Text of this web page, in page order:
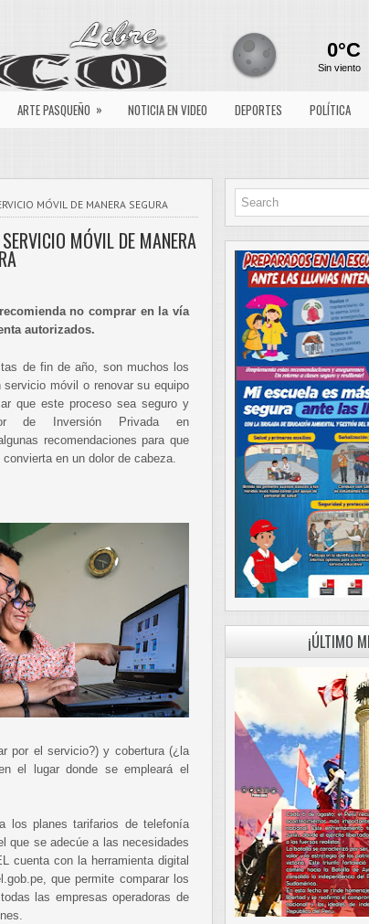
ARTE PASQUEÑO » NOTICIA EN VIDEO DEPORTES POLÍTICA
MÓVIL DE MANERA SEGURA
MÓVIL DE MANERA
no comprar en la vía
autorizados.
de fin de año, son muchos los
móvil o renovar su equipo
que este proceso sea seguro y
de Inversión Privada en
recomendaciones para que
en un dolor de cabeza.
por el servicio?) y cobertura (¿la
el lugar donde se empleará el
los planes tarifarios de telefonía
que se adecúe a las necesidades
cuenta con la herramienta digital
que permite comparar los
las empresas operadoras de
¡ÚLTIMO